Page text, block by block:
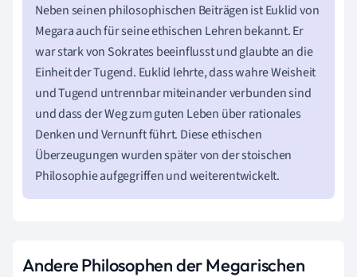
Neben seinen philosophischen Beiträgen ist Euklid von
Megara auch für seine ethischen Lehren bekannt. Er
war stark von Sokrates beeinflusst und glaubte an die
Einheit der Tugend. Euklid lehrte, dass wahre Weisheit
und Tugend untrennbar miteinander verbunden sind
und dass der Weg zum guten Leben über rationales
Denken und Vernunft führt. Diese ethischen
Überzeugungen wurden später von der stoischen
Philosophie aufgegriffen und weiterentwickelt.
Andere Philosophen der Megarischen